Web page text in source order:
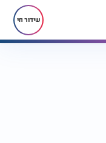
שידור חי